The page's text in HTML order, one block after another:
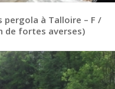
pergola à Talloire – F /
de fortes averses)